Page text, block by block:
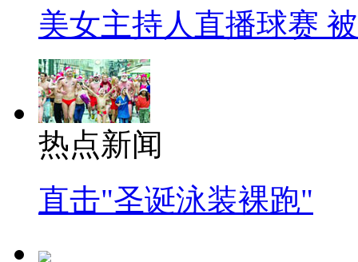
美女主持人直播球赛
热点新闻
直击"圣诞泳装裸跑"